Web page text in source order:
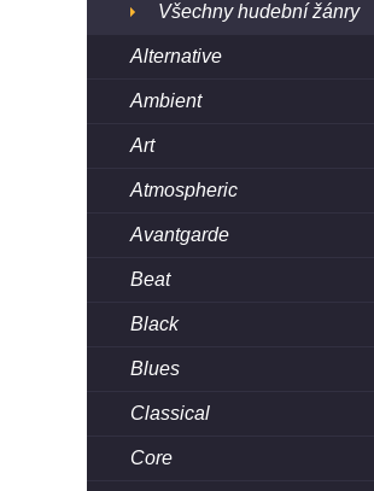
Všechny hudební žánry
Alternative
Ambient
Art
Atmospheric
Avantgarde
Beat
Black
Blues
Classical
Core